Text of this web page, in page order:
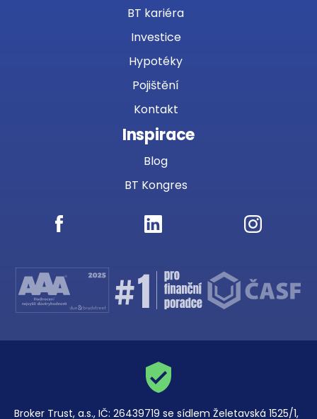
BT kariéra
Investice
Hypotéky
Pojištění
Kontakt
Inspirace
Blog
BT Kongres
Broker Trust, a.s., IČ: 26439719 se sídlem Želetavská 1525/1,